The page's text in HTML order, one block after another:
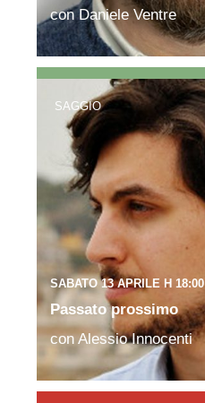
con Daniele Ventre
SAGGIO
SABATO 13 APRILE H 18:00
Passato prossimo
con Alessio Innocenti